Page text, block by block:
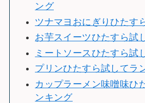
ング
ツナマヨおにぎりひたす
お芋スイーツひたすら試
ミートソースひたすら試
プリンひたすら試してラ
カップラーメン味噌味ひ
ンキング